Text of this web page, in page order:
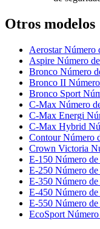
Otros modelos
Aerostar Número
Aspire Número
Bronco Número
Bronco II
Bronco Sport
C-Max Número
C-Max Energi
C-Max Hybrid
Contour Número
Crown Victoria
E-150 Número de
E-250 Número de
E-350 Número de
E-450 Número de
E-550 Número de
EcoSport